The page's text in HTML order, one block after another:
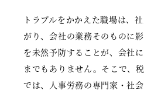
トラブルをかかえた職場は、
がり、会社の業務そのものに
を未然予防することが、会社
までもありません。そこで、
では、人事労務の専門家・社